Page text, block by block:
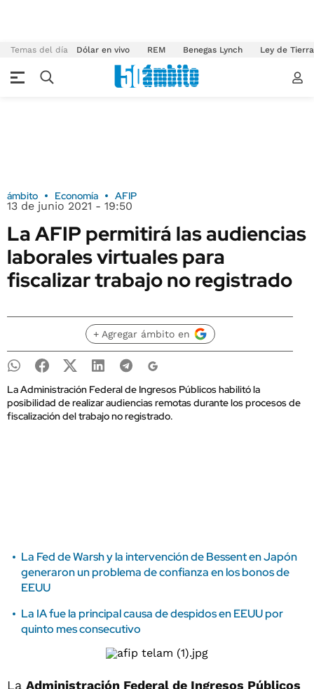
Temas del día Dólar en vivo REM Benegas Lynch Ley de
ámbito Economía AFIP
13 de junio 2021 - 19:50
La AFIP permitirá las audiencias
laborales virtuales para
fiscalizar trabajo no registrado
+ Agregar ámbito en
La Administración Federal de Ingresos Públicos habilitó la
posibilidad de realizar audiencias remotas durante los procesos de
fiscalización del trabajo no registrado.
La Fed de Warsh y la intervención de Bessent en Japón
generaron un problema de confianza en los bonos de
EEUU
La IA fue la principal causa de despidos en EEUU por
quinto mes consecutivo
La Administración Federal de Ingresos Públicos